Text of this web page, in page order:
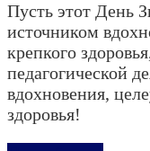
Пусть этот День
источником
крепкого
педагогической
вдохновения,
здоровья!